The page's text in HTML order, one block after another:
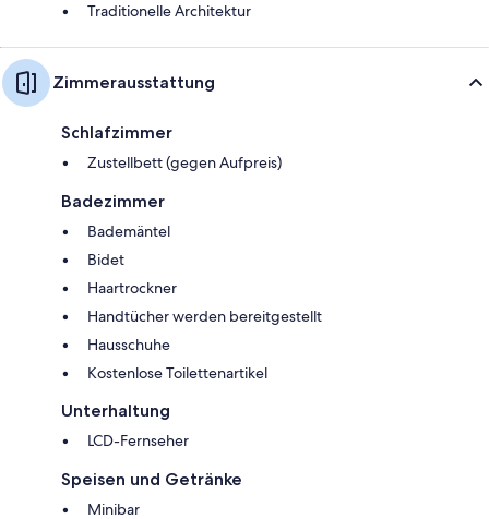
Traditionelle Architektur
Zimmerausstattung
Schlafzimmer
Zustellbett (gegen Aufpreis)
Badezimmer
Bademäntel
Bidet
Haartrockner
Handtücher werden bereitgestellt
Hausschuhe
Kostenlose Toilettenartikel
Unterhaltung
LCD-Fernseher
Speisen und Getränke
Minibar